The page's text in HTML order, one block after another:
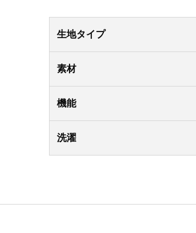
生地タイプ
素材
機能
洗濯